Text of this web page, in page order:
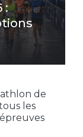
:
de
les